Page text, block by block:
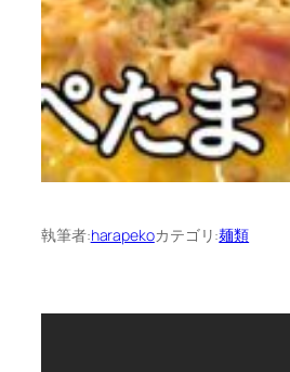
執筆者:harapekoカテゴリ:麺類